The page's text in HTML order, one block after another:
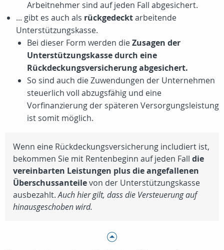
Arbeitnehmer sind auf jeden Fall abgesichert.
... gibt es auch als rückgedecktarbeitende
Unterstützungskasse.
Bei dieser Form werden dieZusagen der
Unterstützungskasse durch eine
Rückdeckungsversicherung abgesichert.
So sind auch die Zuwendungen der Unternehmen
steuerlich voll abzugsfähig und eine
Vorfinanzierung der späteren Versorgungsleistung
ist somit möglich.
Wenn eine Rückdeckungsversicherung includiert ist,
bekommen Sie mit Rentenbeginn auf jeden Fall die
vereinbarten Leistungen plus die angefallenen
Überschussanteilevon der Unterstützungskasse
ausbezahlt.Auch hier gilt, dass die Versteuerung auf
hinausgeschoben wird.